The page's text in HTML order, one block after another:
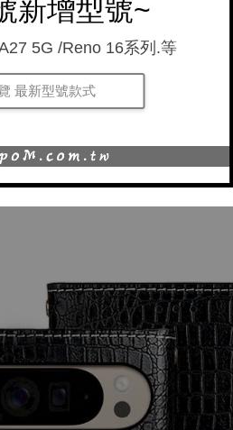
新增型號~
5G /Reno 16系列.等
最新型號款式